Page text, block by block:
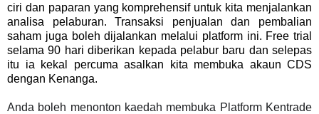
ciri dan paparan yang komprehensif untuk kita menjalankan
analisa pelaburan. Transaksi penjualan dan pembalian
saham juga boleh dijalankan melalui platform ini. Free trial
selama 90 hari diberikan kepada pelabur baru dan selepas
itu ia kekal percuma asalkan kita membuka akaun CDS
dengan Kenanga.
Anda boleh menonton kaedah membuka Platform Kentrade